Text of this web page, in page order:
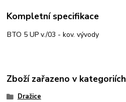
Kompletní specifikace
BTO 5 UP v./03 - kov. vývody
Zboží zařazeno v kategoriích
Dražice